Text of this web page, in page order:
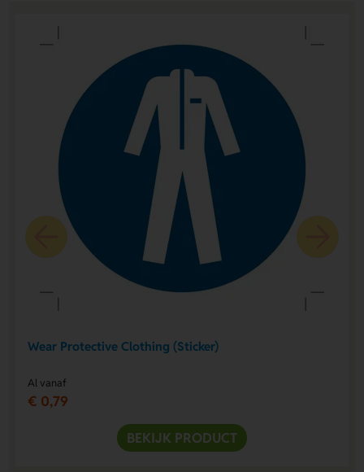
Wear Protective Clothing (Sticker)
Al vanaf
€ 0,79
BEKIJK PRODUCT